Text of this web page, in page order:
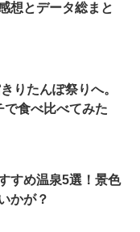
想とデータ総まと
りたんぽ祭りへ。
で食べ比べてみた
すめ温泉5選！景色
かが？